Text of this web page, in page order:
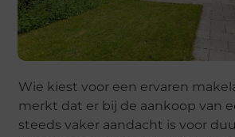
Wie kiest voor een ervaren
merkt dat er bij de aankoop van
steeds vaker aandacht is voor